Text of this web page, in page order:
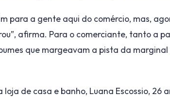
para a gente aqui do comércio, mas,
afirma. Para o comerciante, tanto a
que margeavam a pista da
loja de casa e banho, Luana Escossio, 26